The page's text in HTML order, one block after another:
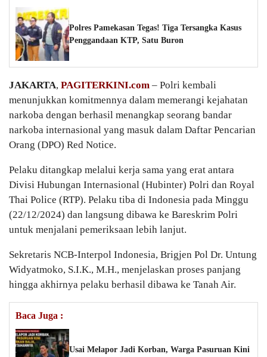
Polres Pamekasan Tegas! Tiga Tersangka Kasus
Penggandaan KTP, Satu Buron
JAKARTA, PAGITERKINI.com – Polri kembali
menunjukkan komitmennya dalam memerangi kejahatan
narkoba dengan berhasil menangkap seorang bandar
narkoba internasional yang masuk dalam Daftar Pencarian
Orang (DPO) Red Notice.
Pelaku ditangkap melalui kerja sama yang erat antara
Divisi Hubungan Internasional (Hubinter) Polri dan Royal
Thai Police (RTP). Pelaku tiba di Indonesia pada Minggu
(22/12/2024) dan langsung dibawa ke Bareskrim Polri
untuk menjalani pemeriksaan lebih lanjut.
Sekretaris NCB-Interpol Indonesia, Brigjen Pol Dr. Untung
Widyatmoko, S.I.K., M.H., menjelaskan proses panjang
hingga akhirnya pelaku berhasil dibawa ke Tanah Air.
Baca Juga :
Usai Melapor Jadi Korban, Warga Pasuruan Kini